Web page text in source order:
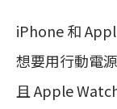
iPhone 和
想要用行動電
且 Apple